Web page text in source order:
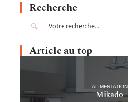
Recherche
Article au top
ALIMENTATION
Mikado